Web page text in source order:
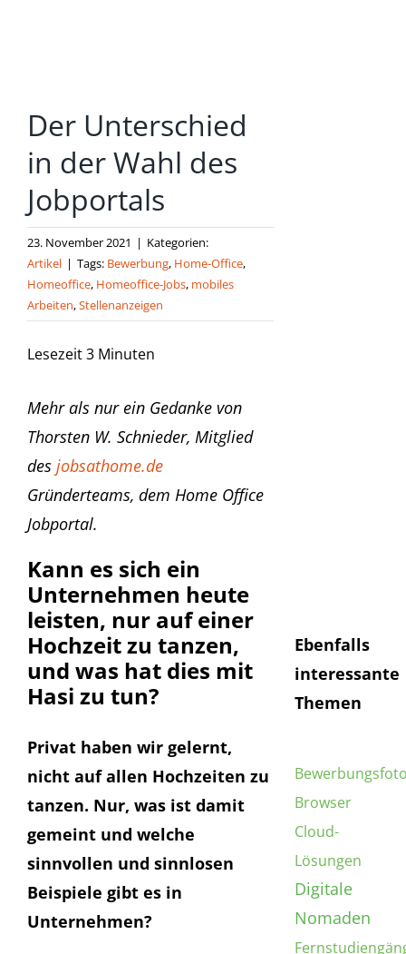
Der Unterschied
in der Wahl des
Jobportals
23. November 2021 | Kategorien:
Artikel | Tags: Bewerbung, Home-Office,
Homeoffice, Homeoffice-Jobs, mobiles
Arbeiten,Stellenanzeigen
Lesezeit3 Minuten
Mehr als nur ein Gedanke von
Thorsten W. Schnieder, Mitglied
des jobsathome.de
Gründerteams, dem Home Office
Jobportal.
Kann es sich ein
Unternehmen heute
leisten, nur auf einer
Hochzeit zu tanzen,
und was hat dies mit
Hasi zu tun?
Privat haben wir gelernt,
nicht auf allen Hochzeiten zu
tanzen. Nur, was ist damit
gemeint und welche
sinnvollen und sinnlosen
Beispiele gibt es in
Unternehmen?
Ebenfalls
interessante
Themen
Browser
Cloud-
Lösungen
Digitale
Nomaden